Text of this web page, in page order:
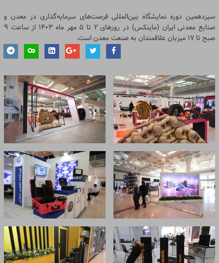
سیزدهمین دوره نمایشگاه بین‌المللی فرصت‌های سرمایه‌گذاری در معدن و
صنایع معدنی ایران (ماینکس) در روزهای ۲ تا ۵ مهر ماه ۱۴۰۳ از ساعت ۹
صبح تا ۱۷ میزبان علاقمندان به صنعت معدن است.